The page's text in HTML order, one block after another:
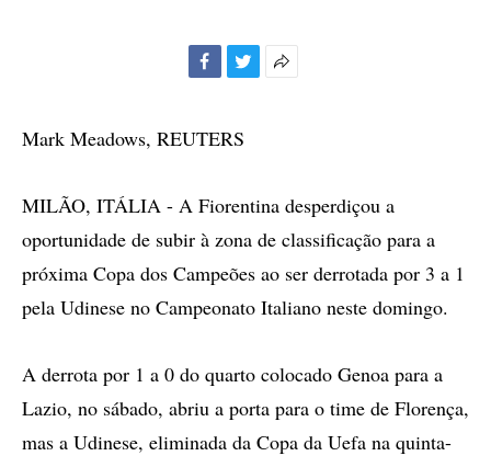
Mark Meadows, REUTERS
MILÃO, ITÁLIA - A Fiorentina desperdiçou a
oportunidade de subir à zona de classificação para a
próxima Copa dos Campeões ao ser derrotada por 3 a 1
pela Udinese no Campeonato Italiano neste domingo.
A derrota por 1 a 0 do quarto colocado Genoa para a
Lazio, no sábado, abriu a porta para o time de Florença,
mas a Udinese, eliminada da Copa da Uefa na quinta-